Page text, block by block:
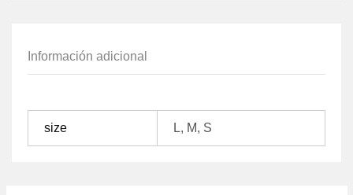
Información adicional
size L, M, S